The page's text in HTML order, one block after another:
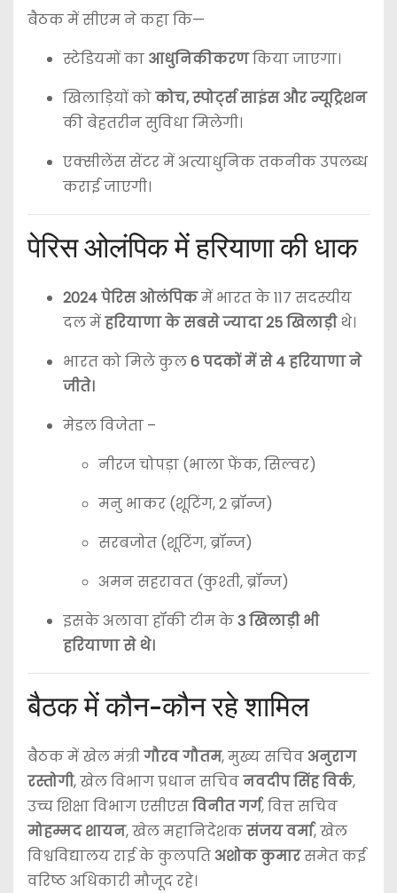
बैठक में सीएम ने कहा कि—
स्टेडियमों का आधुनिकीकरणकिया जाएगा।
खिलाड़ियों कोकोच, स्पोर्ट्स साइंस और न्यूट्रिशन
की बेहतरीन सुविधा मिलेगी।
एक्सीलेंस सेंटर में अत्याधुनिक तकनीक उपलब्ध
कराई जाएगी।
पेरिस ओलंपिक में हरियाणा की धाक
2024 पेरिस ओलंपिकमें भारत के 117 सदस्यीय
दल मेंहरियाणा के सबसे ज्यादा 25 खिलाड़ीथे।
भारत को मिले कुल6 पदकों में से 4 हरियाणा ने
जीते।
मेडल विजेता –
नीरज चोपड़ा (भाला फेंक, सिल्वर)
मनु भाकर (शूटिंग, 2 ब्रॉन्ज)
सरबजोत (शूटिंग, ब्रॉन्ज)
अमन सहरावत (कुश्ती, ब्रॉन्ज)
इसके अलावा हॉकी टीम के3 खिलाड़ी भी
हरियाणा से थे।
बैठक में कौन-कौन रहे शामिल
बैठक में खेल मंत्रीगौरव गौतम, मुख्य सचिवअनुराग
रस्तोगी, खेल विभाग प्रधान सचिवनवदीप सिंह विर्क,
उच्च शिक्षा विभाग एसीएसविनीत गर्ग, वित्त सचिव
मोहम्मद शायन, खेल महानिदेशकसंजय वर्मा, खेल
विश्वविद्यालय राई के कुलपतिअशोक कुमारसमेत कई
वरिष्ठ अधिकारी मौजूद रहे।